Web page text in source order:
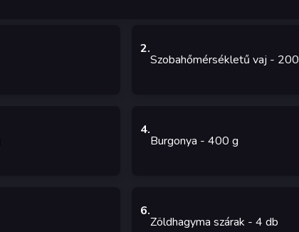
2.
Szobahőmérsékletű vaj - 200
4.
Burgonya - 400 g
6.
Zöldhagyma szárak - 4 db